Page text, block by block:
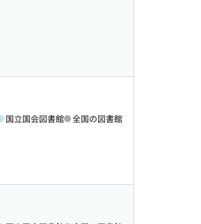
国立国会図書館 全国の図書館